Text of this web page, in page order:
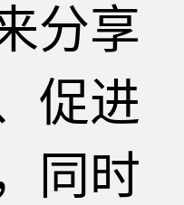
分享
促进
同时